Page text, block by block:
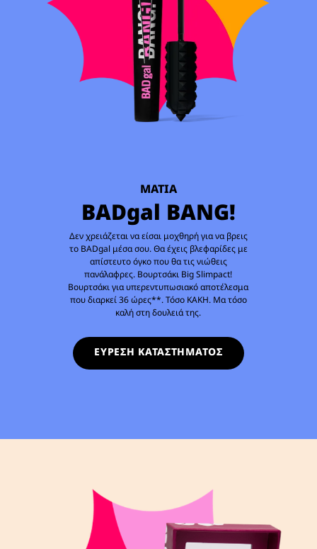
ΜΑΤΙΑ
BADgal BANG!
Δεν χρειάζεται να είσαι μοχθηρή για να βρεις
το BADgal μέσα σου. Θα έχεις βλεφαρίδες με
απίστευτο όγκο που θα τις νιώθεις
πανάλαφρες. Βουρτσάκι Big Slimpact!
Βουρτσάκι για υπερεντυπωσιακό αποτέλεσμα
που διαρκεί 36 ώρες**. Τόσο ΚΑΚΗ. Μα τόσο
καλή στη δουλειά της.
ΕΥΡΕΣΗ ΚΑΤΑΣΤΗΜΑΤΟΣ